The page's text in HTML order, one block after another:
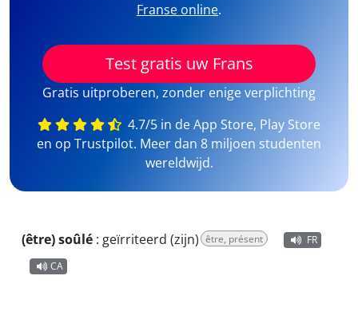
Franse online.
Test gratis uw Frans
Gratis uitproberen, zonder enige verplichting
4.7/5 in de App Store, Play Store
en op Trustpilot. Meer dan 8 miljoen studenten
wereldwijd.
(être) soûlé : geïrriteerd (zijn) être, présent
FR
CA